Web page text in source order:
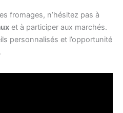
fromages, n’hésitez pas à
et à participer aux marchés.
personnalisés et l’opportunité